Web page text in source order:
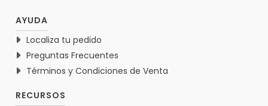
AYUDA
Localiza tu pedido
Preguntas Frecuentes
Términos y Condiciones de Venta
RECURSOS